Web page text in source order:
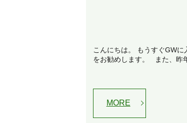
こんにちは。 もうすぐGW
をお勧めします。 また、昨
MORE